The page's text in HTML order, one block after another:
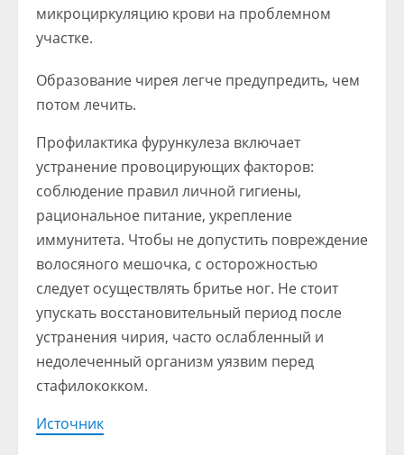
микроциркуляцию крови на проблемном
участке.
Образование чирея легче предупредить, чем
потом лечить.
Профилактика фурункулеза включает
устранение провоцирующих факторов:
соблюдение правил личной гигиены,
рациональное питание, укрепление
иммунитета. Чтобы не допустить повреждение
волосяного мешочка, с осторожностью
следует осуществлять бритье ног. Не стоит
упускать восстановительный период после
устранения чирия, часто ослабленный и
недолеченный организм уязвим перед
стафилококком.
Источник